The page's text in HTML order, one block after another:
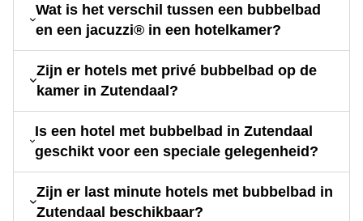
Wat is het verschil tussen een bubbelbad
en een jacuzzi® in een hotelkamer?
Zijn er hotels met privé bubbelbad op de
kamer in Zutendaal?
Is een hotel met bubbelbad in Zutendaal
geschikt voor een speciale gelegenheid?
Zijn er last minute hotels met bubbelbad in
Zutendaal beschikbaar?